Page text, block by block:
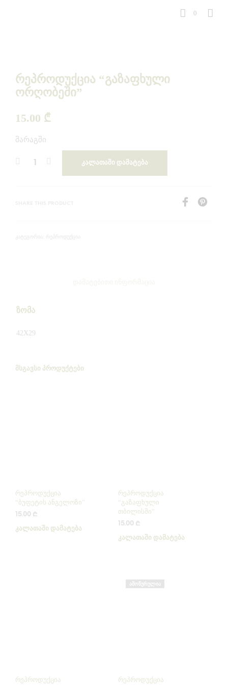
0
რეპროდუქცია “გაზაფხული
ორღობეში”
15.00 ₾
მარაგში
ᲙᲐᲚᲐᲗᲐᲨᲘ ᲓᲐᲛᲐᲢᲔᲑᲐ
ზომა
42X29
ᲛᲡᲒᲐᲕᲡᲘ ᲞᲠᲝᲓᲣᲥᲢᲔᲑᲘ
რეპროდუქცია
“ბუფეტის ანგელოზი”
15.00 ₾
ᲙᲐᲚᲐᲗᲐᲨᲘ ᲓᲐᲛᲐᲢᲔᲑᲐ
რეპროდუქცია
“გაზაფხული
თბილისში”
15.00 ₾
ᲙᲐᲚᲐᲗᲐᲨᲘ ᲓᲐᲛᲐᲢᲔᲑᲐ
რეპროდუქცია
ᲐᲛᲝᲬᲣᲠᲣᲚᲘᲐ
რეპროდუქცია